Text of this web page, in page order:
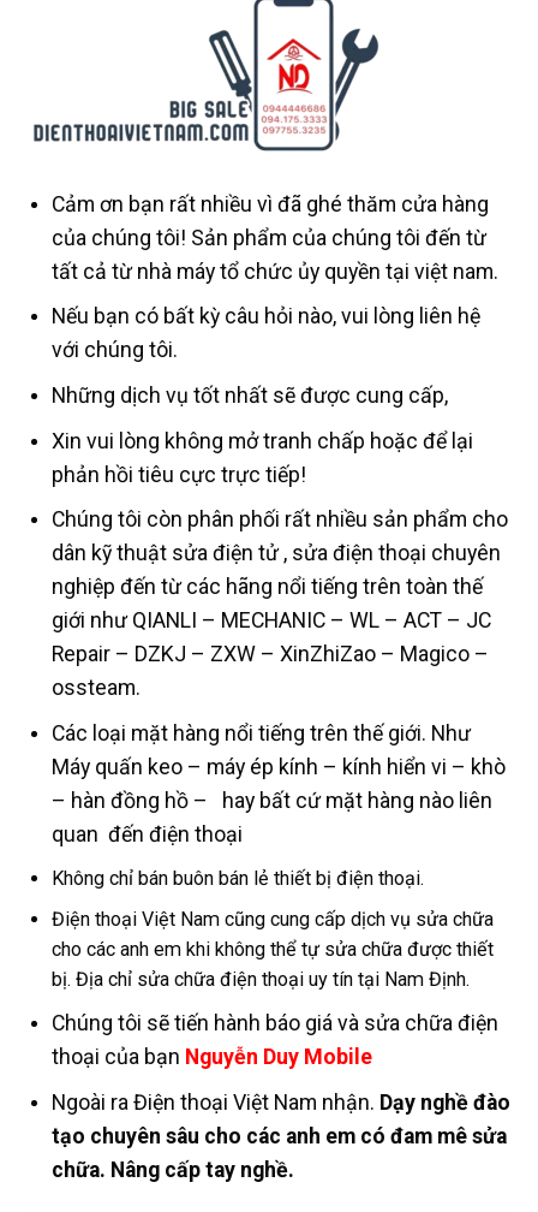
Cảm ơn bạn rất nhiều vì đã ghé thăm cửa hàng
của chúng tôi! Sản phẩm của chúng tôi đến từ
tất cả từ nhà máy tổ chức ủy quyền tại việt nam.
Nếu bạn có bất kỳ câu hỏi nào, vui lòng liên hệ
với chúng tôi.
Những dịch vụ tốt nhất sẽ được cung cấp,
Xin vui lòng không mở tranh chấp hoặc để lại
phản hồi tiêu cực trực tiếp!
Chúng tôi còn phân phối rất nhiều sản phẩm cho
dân kỹ thuật sửa điện tử , sửa điện thoại chuyên
nghiệp đến từ các hãng nổi tiếng trên toàn thế
giới như QIANLI – MECHANIC – WL – ACT – JC
Repair – DZKJ – ZXW – XinZhiZao – Magico –
ossteam.
Các loại mặt hàng nổi tiếng trên thế giới. Như
Máy quấn keo – máy ép kính – kính hiển vi – khò
– hàn đồng hồ – hay bất cứ mặt hàng nào liên
quan đến điện thoại
Không chỉ bán buôn bán lẻ thiết bị điện thoại.
Điện thoại Việt Nam cũng cung cấp dịch vụ sửa chữa
cho các anh em khi không thể tự sửa chữa được thiết
bị. Địa chỉ sửa chữa điện thoại uy tín tại Nam Định.
Chúng tôi sẽ tiến hành báo giá và sửa chữa điện
thoại của bạn Nguyễn Duy Mobile
Ngoài ra Điện thoại Việt Nam nhận. Dạy nghề đào
tạo chuyên sâu cho các anh em có đam mê sửa
chữa. Nâng cấp tay nghề.